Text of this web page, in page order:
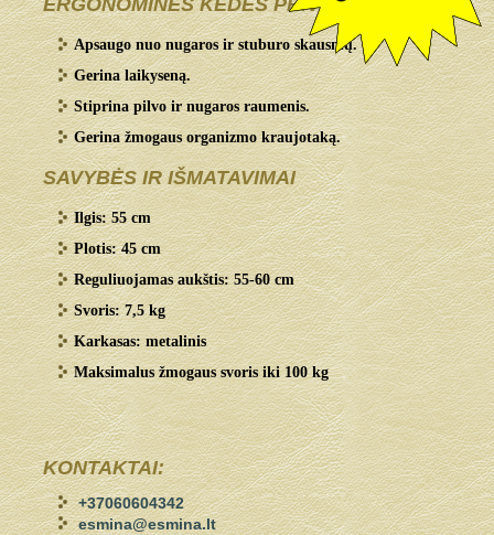
Apsaugo nuo nugaros ir stuburo skausmų.
Gerina laikyseną.
Stiprina pilvo ir nugaros raumenis.
Gerina žmogaus organizmo kraujotaką.
SAVYBĖS IR IŠMATAVIMAI
Ilgis: 55 cm
Plotis: 45 cm
Reguliuojamas aukštis: 55-60 cm
Svoris: 7,5 kg
Karkasas: metalinis
Maksimalus žmogaus svoris iki 100 kg
KONTAKTAI:
+37060604342
esmina@esmina.lt